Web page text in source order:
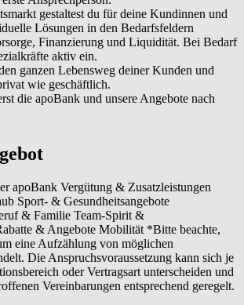
gestaltest du für deine Kundinnen und
Lösungen in den Bedarfsfeldern
Finanzierung und Liquidität. Bei Bedarf
aktiv ein.
ganzen Lebensweg deiner Kunden und
wie geschäftlich.
die apoBank und unsere Angebote nach
apoBank Vergütung & Zusatzleistungen
Sport- & Gesundheitsangebote
& Familie Team-Spirit &
& Angebote Mobilität *Bitte beachte,
eine Aufzählung von möglichen
Die Anspruchsvoraussetzung kann sich je
oder Vertragsart unterscheiden und
Vereinbarungen entsprechend geregelt.